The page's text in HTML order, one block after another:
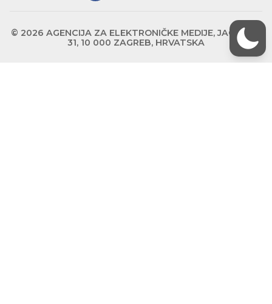
© 2026 AGENCIJA ZA ELEKTRONIČKE MEDIJE, JAGIĆEVA
31, 10 000 ZAGREB, HRVATSKA